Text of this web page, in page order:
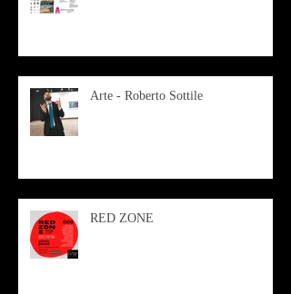
Arte - Roberto Sottile
RED ZONE